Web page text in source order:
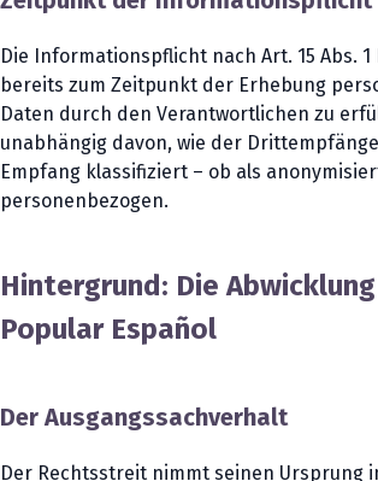
Die Informationspflicht nach Art. 15 Abs.
bereits zum Zeitpunkt der Erhebung
Daten durch den Verantwortlichen zu
unabhängig davon, wie der
Empfang klassifiziert – ob als
personenbezogen.
Hintergrund: Die
Popular Español
Der Ausgangssachverhalt
Der Rechtsstreit nimmt seinen Ursprung